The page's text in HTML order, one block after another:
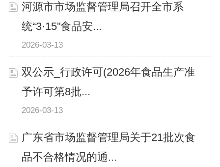
河源市市场监督管理局召开全市系
统“3·15”食品安...
2026-03-13
双公示_行政许可(2026年食品生产准
予许可第8批...
2026-03-13
广东省市场监督管理局关于21批次食
品不合格情况的通...